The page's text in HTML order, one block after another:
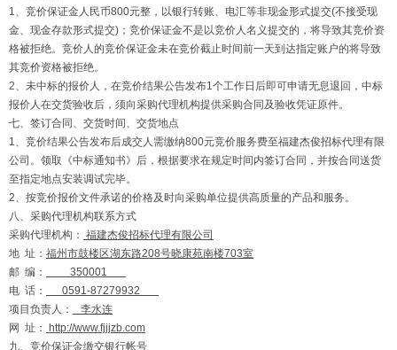
1、竞价保证金人民币800元整，以银行转账、电汇等非现金形式提交(不接受现
金、现金存款形式提交)；竞价保证金不是以竞价人名义提交的，将导致其竞价资
格被拒绝。竞价人的竞价保证金未在竞价截止时间前一天到达指定账户的将导致
其竞价资格被拒绝。
2、未中标的报价人，在竞价结果公告发布1个工作日后即可申请无息退回，中标
报价人在交货验收后，须向采购代理机构提供采购合同及验收凭证原件。
七、签订合同、交货时间、交货地点
1、竞价结果公告发布后成交人需缴纳800元竞价服务费至福建杰俊招标代理有限
公司。领取《中标通知书》后，根据要求在规定时间内签订合同，并按合同送货
至指定地点安装调试完毕。
2、按竞价报价文件承诺的价格及时向采购单位提供高质量的产品和服务。
八、采购代理机构联系方式
采购代理机构： 福建杰俊招标代理有限公司
地 址： 福州市鼓楼区湖东路208号晓康苑南楼703室
邮 编：
350001
电 话：
0591-87279932
项目负责人：
李水连
网 址：
http://www.fjjjzb.com
九、竞价保证金缴交银行帐号